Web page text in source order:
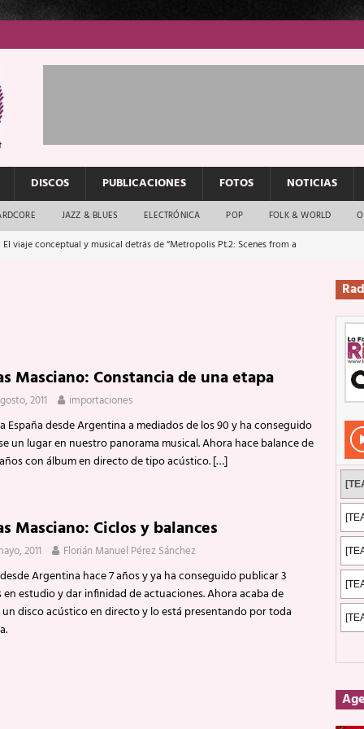
DISCOS PUBLICACIONES FOTOS NOTICIAS
JAZZ & BLUES ELECTRÓNICA POP FOLK & WORLD
El viaje conceptual y musical detrás de “Metropolis Pt.2: Scenes from a
certificados
ENTREVISTAS
2 de mayo de 2026 en Fuengirola
Su ‘aullido’ retumbó ferozmente en Fuengirola.
REPORTAJES
La historia de Nintendo Vol. 2 PUBLICACIONES
Masciano: Constancia de una etapa
2011 importaciones
España desde Argentina a mediados de los 90 y ha conseguido
un lugar en nuestro panorama musical. Ahora hace balance de
con álbum en directo de tipo acústico.[…]
Masciano: Ciclos y balances
2011 Florián Manuel Pérez Sánchez
Argentina hace 7 años y ya ha conseguido publicar 3
en estudio y dar infinidad de actuaciones. Ahora acaba de
un disco acústico en directo y lo está presentando por toda